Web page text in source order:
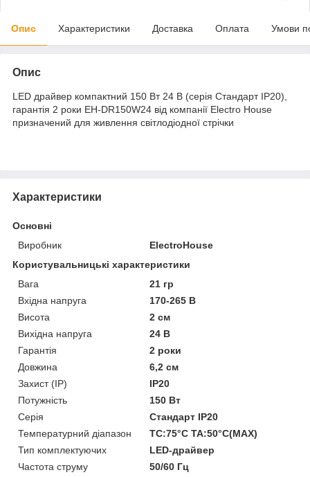
Опис Характеристики Доставка Оплата Умови
Опис
LED драйвер компактний 150 Вт 24 В (серія Стандарт IP20),
гарантія 2 роки EH-DR150W24 від компанії Electro House
призначений для живлення світлодіодної стрічки
Характеристики
Основні
Виробник
ElectroHouse
Користувальницькі характеристики
Вага
21 гр
Вхідна напруга
170-265 В
Висота
2 см
Вихідна напруга
24 В
Гарантія
2 роки
Довжина
6,2 см
Захист (IP)
IP20
Потужність
150 Вт
Серія
Стандарт IP20
Температурний діапазон
TC:75°C TA:50°C(MAX)
Тип комплектуючих
LED-драйвер
Частота струму
50/60 Гц